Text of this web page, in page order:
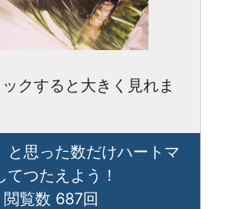
クすると大きく見れま
と思った数だけハートマ
つたえよう！
閲覧数 687回